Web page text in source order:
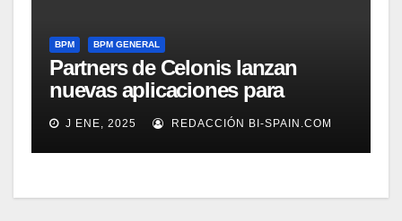
BPM BPM GENERAL
Partners de Celonis lanzan
nuevas aplicaciones para
automarizar migración a SAP o
Gestión de Reclamaciones en
Seguros
J ENE, 2025 REDACCIÓN BI-SPAIN.COM